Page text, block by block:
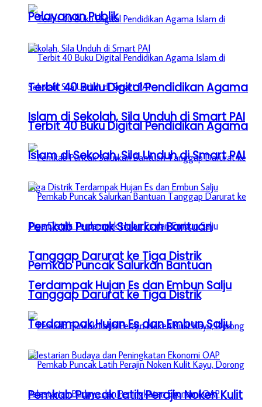
Terbit 40 Buku Digital Pendidikan Agama
Islam di Sekolah, Sila Unduh di Smart PAI
Pemkab Puncak Salurkan Bantuan
Tanggap Darurat ke Tiga Distrik
Terdampak Hujan Es dan Embun Salju
Pemkab Puncak Latih Perajin Noken Kulit
Pelayanan Publik
Terbit 40 Buku Digital Pendidikan Agama
Islam di Sekolah, Sila Unduh di Smart PAI
Pemkab Puncak Salurkan Bantuan
Tanggap Darurat ke Tiga Distrik
Terdampak Hujan Es dan Embun Salju